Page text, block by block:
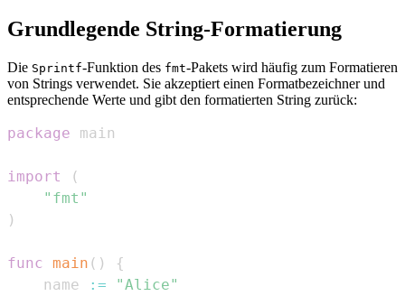
Grundlegende String-Formatierung
Die Sprintf-Funktion des fmt-Pakets wird häufig zum Formatieren
von Strings verwendet. Sie akzeptiert einen Formatbezeichner und
entsprechende Werte und gibt den formatierten String zurück:
package
import
(
"fmt"
)
func main ( )
{
    name
:=
"Alice"